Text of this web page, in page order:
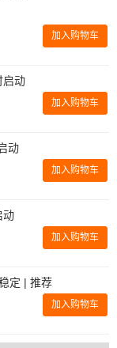
加入购物车
启动
加入购物车
动
加入购物车
动
加入购物车
定 | 推荐
加入购物车